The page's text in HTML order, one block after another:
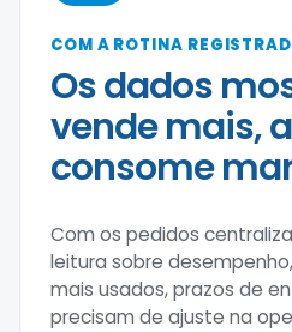
COM A ROTINA
Os dados
vende mais,
consome
Com os pedidos
leitura sobre
mais usados, prazos de
precisam de ajuste na